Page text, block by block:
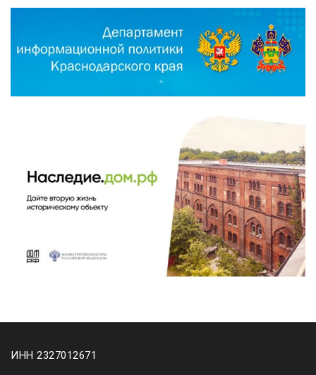
ИНН 2327012671